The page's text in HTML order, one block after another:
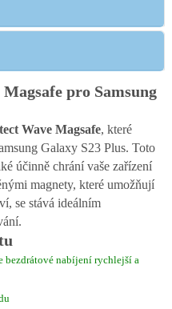
pro Samsung
Wave Magsafe, které
Galaxy S23 Plus. Toto
účinně chrání vaše zařízení
magnety, které umožňují
se stává ideálním
bezdrátové nabíjení rychlejší a